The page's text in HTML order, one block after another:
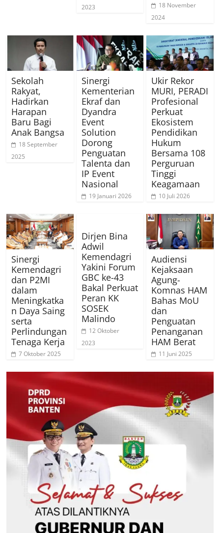
2023
18 November
2024
Sekolah
Rakyat,
Hadirkan
Harapan
Baru Bagi
Anak Bangsa
18 September
2025
Sinergi
Kementerian
Ekraf dan
Dyandra
Event
Solution
Dorong
Penguatan
Talenta dan
IP Event
Nasional
19 Januari 2026
Ukir Rekor
MURI, PERADI
Profesional
Perkuat
Ekosistem
Pendidikan
Hukum
Bersama 108
Perguruan
Tinggi
Keagamaan
10 Juli 2026
Sinergi
Kemendagri
dan P2MI
dalam
Meningkatka
n Daya Saing
serta
Perlindungan
Tenaga Kerja
7 Oktober 2025
Dirjen Bina
Adwil
Kemendagri
Yakini Forum
GBC ke-43
Bakal Perkuat
Peran KK
SOSEK
Malindo
12 Oktober
2023
Audiensi
Kejaksaan
Agung-
Komnas HAM
Bahas MoU
dan
Penguatan
Penanganan
HAM Berat
11 Juni 2025